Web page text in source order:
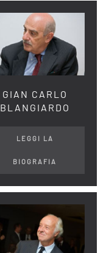
GIAN CARLO
BLANGIARDO
LEGGI LA
BIOGRAFIA